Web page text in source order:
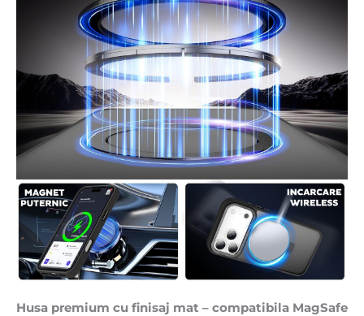
Husa premium cu finisaj mat – compatibila MagSafe